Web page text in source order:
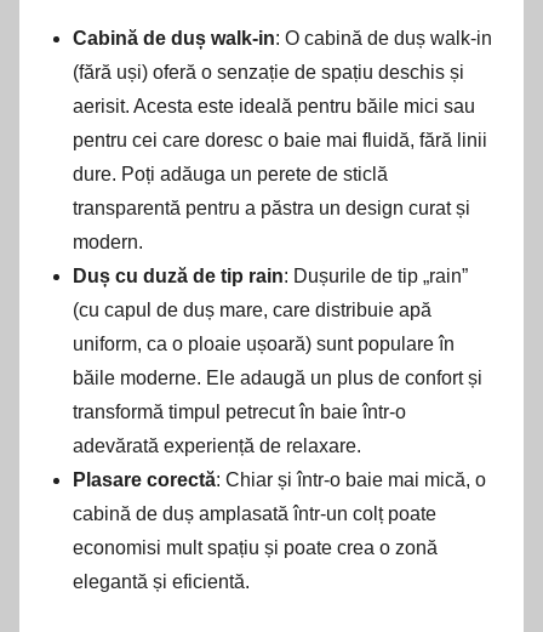
Cabină de duș walk-in: O cabină de duș walk-in
(fără uși) oferă o senzație de spațiu deschis și
aerisit. Acesta este ideală pentru băile mici sau
pentru cei care doresc o baie mai fluidă, fără linii
dure. Poți adăuga un perete de sticlă
transparentă pentru a păstra un design curat și
modern.
Duș cu duză de tip rain: Dușurile de tip „rain”
(cu capul de duș mare, care distribuie apă
uniform, ca o ploaie ușoară) sunt populare în
băile moderne. Ele adaugă un plus de confort și
transformă timpul petrecut în baie într-o
adevărată experiență de relaxare.
Plasare corectă: Chiar și într-o baie mai mică, o
cabină de duș amplasată într-un colț poate
economisi mult spațiu și poate crea o zonă
elegantă și eficientă.